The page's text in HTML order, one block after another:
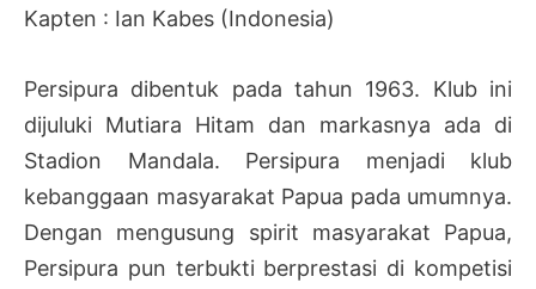
Kapten : Ian Kabes (Indonesia)
Persipura dibentuk pada tahun 1963. Klub ini
dijuluki Mutiara Hitam dan markasnya ada di
Stadion Mandala. Persipura menjadi klub
kebanggaan masyarakat Papua pada umumnya.
Dengan mengusung spirit masyarakat Papua,
Persipura pun terbukti berprestasi di kompetisi